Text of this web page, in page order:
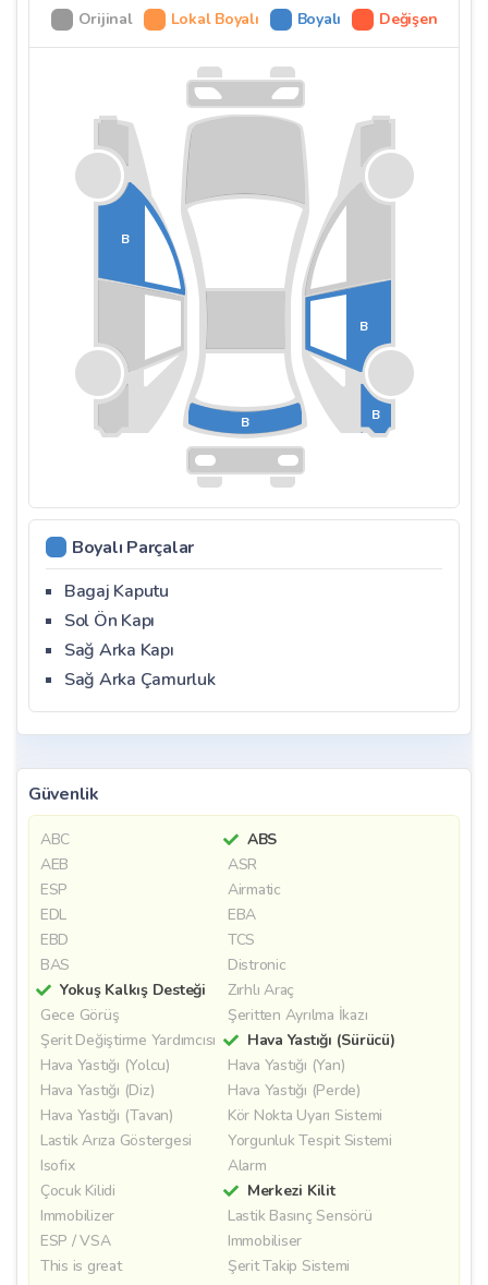
Orijinal Lokal Boyalı Boyalı Değişen
B
B
B
B
Boyalı Parçalar
Bagaj Kaputu
Sol Ön Kapı
Sağ Arka Kapı
Sağ Arka Çamurluk
Güvenlik
ABC
ABS
AEB
ASR
ESP
Airmatic
EDL
EBA
EBD
TCS
BAS
Distronic
Yokuş Kalkış Desteği
Zırhlı Araç
Gece Görüş
Şeritten Ayrılma İkazı
Şerit Değiştirme Yardımcısı
Hava Yastığı (Sürücü)
Hava Yastığı (Yolcu)
Hava Yastığı (Yan)
Hava Yastığı (Diz)
Hava Yastığı (Perde)
Hava Yastığı (Tavan)
Kör Nokta Uyarı Sistemi
Lastik Arıza Göstergesi
Yorgunluk Tespit Sistemi
Isofix
Alarm
Çocuk Kilidi
Merkezi Kilit
Immobilizer
Lastik Basınç Sensörü
ESP / VSA
Immobiliser
This is great
Şerit Takip Sistemi